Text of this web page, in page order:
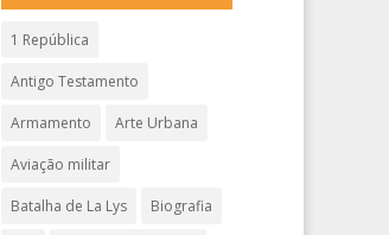
1 República
Antigo Testamento
Armamento Arte Urbana
Aviação militar
Batalha de La Lys Biografia